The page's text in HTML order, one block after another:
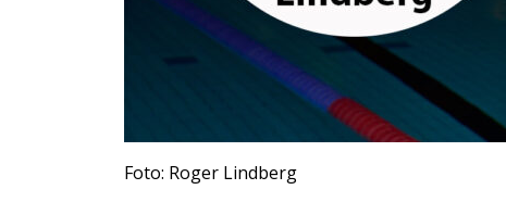
Foto: Roger Lindberg